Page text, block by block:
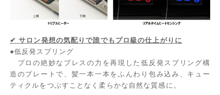
✔ サロン発想の気配りで誰でもプロ級の仕上がりに
●低反発スプリング
プロの絶妙なプレスの力を再現した低反発スプリング構
造のプレートで、髪一本一本をふんわり包み込み、キュー
ティクルをつぶすことなく柔らかな自然な質感に。